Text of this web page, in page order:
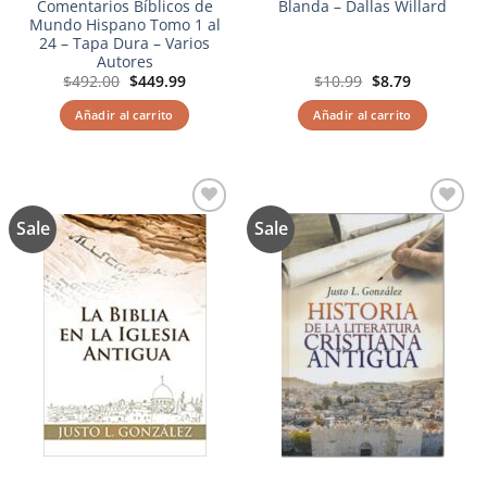
Comentarios Bíblicos de
Mundo Hispano Tomo 1 al
24 – Tapa Dura – Varios
Autores
$492.00 El
precio
original
era:
$492.00.
$449.99El
actual
es:
Añadir al carrito
Blanda – Dallas Willard
$10.99 El
precio
original
era:
$10.99.
$8.79El
actual
es:
$8.79.
Añadir al carrito
Sale
Añadir
a la
lista de
deseos
Sale
Añadir
a la
lista de
deseos